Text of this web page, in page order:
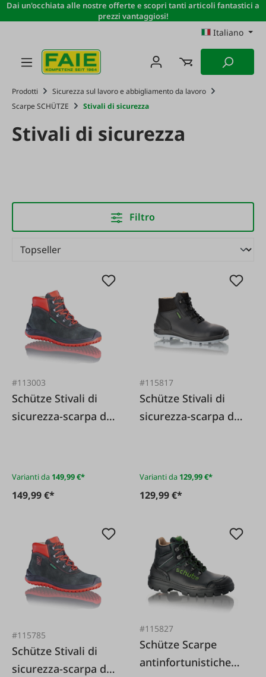
Passa al contenuto principale
Dai un'occhiata alle nostre offerte e scopri tanti articoli fantastici a
prezzi vantaggiosi!
Italiano
Prodotti
Sicurezza sul lavoro e abbigliamento da lavoro
Scarpe SCHÜTZE
Stivali di sicurezza
Stivali di sicurezza
Filtro
#113003
Schütze Stivali di
sicurezza-scarpa da
Varianti da 149,99 €*
149,99 €*
#115817
Schütze Stivali di
sicurezza-scarpa da
Varianti da 129,99 €*
129,99 €*
#115785
Schütze Stivali di
sicurezza-scarpa da
#115827
Schütze Scarpe
antinfortunistiche